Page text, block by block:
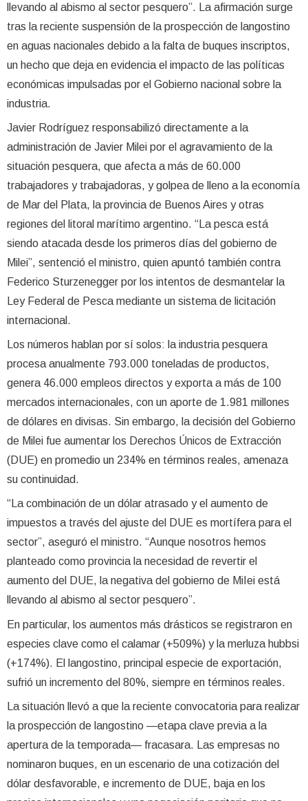
llevando al abismo al sector pesquero”. La afirmación surge
tras la reciente suspensión de la prospección de langostino
en aguas nacionales debido a la falta de buques inscriptos,
un hecho que deja en evidencia el impacto de las políticas
económicas impulsadas por el Gobierno nacional sobre la
industria.
Javier Rodríguez responsabilizó directamente a la
administración de Javier Milei por el agravamiento de la
situación pesquera, que afecta a más de 60.000
trabajadores y trabajadoras, y golpea de lleno a la economía
de Mar del Plata, la provincia de Buenos Aires y otras
regiones del litoral marítimo argentino. “La pesca está
siendo atacada desde los primeros días del gobierno de
Milei”, sentenció el ministro, quien apuntó también contra
Federico Sturzenegger por los intentos de desmantelar la
Ley Federal de Pesca mediante un sistema de licitación
internacional.
Los números hablan por sí solos: la industria pesquera
procesa anualmente 793.000 toneladas de productos,
genera 46.000 empleos directos y exporta a más de 100
mercados internacionales, con un aporte de 1.981 millones
de dólares en divisas. Sin embargo, la decisión del Gobierno
de Milei fue aumentar los Derechos Únicos de Extracción
(DUE) en promedio un 234% en términos reales, amenaza
su continuidad.
“La combinación de un dólar atrasado y el aumento de
impuestos a través del ajuste del DUE es mortífera para el
sector”, aseguró el ministro. “Aunque nosotros hemos
planteado como provincia la necesidad de revertir el
aumento del DUE, la negativa del gobierno de MiIei está
llevando al abismo al sector pesquero”.
En particular, los aumentos más drásticos se registraron en
especies clave como el calamar (+509%) y la merluza hubbsi
(+174%). El langostino, principal especie de exportación,
sufrió un incremento del 80%, siempre en términos reales.
La situación llevó a que la reciente convocatoria para realizar
la prospección de langostino —etapa clave previa a la
apertura de la temporada— fracasara. Las empresas no
nominaron buques, en un escenario de una cotización del
dólar desfavorable, e incremento de DUE, baja en los